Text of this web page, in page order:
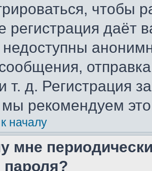
чтобы
регистрация даёт
недоступны
т. д. Регистрация
мы рекомендуем
началу
мне